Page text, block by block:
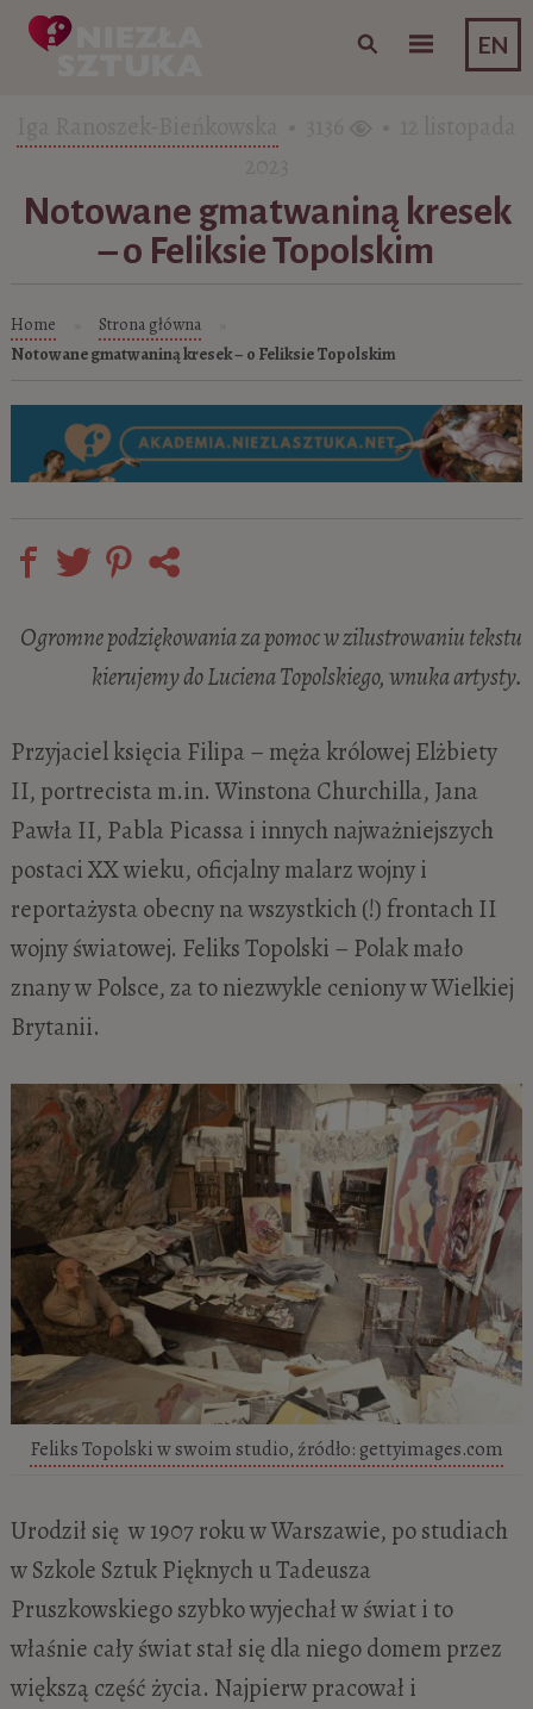
EN
Skip to content
Notowane gmatwaniną kresek
– o Feliksie Topolskim
Home Strona główna
Notowane gmatwaniną kresek – o Feliksie Topolskim
Ogromne podziękowania za pomoc w zilustrowaniu tekstu
kierujemy do Luciena Topolskiego, wnuka artysty.
Przyjaciel księcia Filipa – męża królowej Elżbiety
II, portrecista m.in. Winstona Churchilla, Jana
Pawła II, Pabla Picassa i innych najważniejszych
postaci XX wieku, oficjalny malarz wojny i
reportażysta obecny na wszystkich (!) frontach II
wojny światowej. Feliks Topolski – Polak mało
znany w Polsce, za to niezwykle ceniony w Wielkiej
Brytanii.
Feliks Topolski w swoim studio, źródło: gettyimages.com
Urodził się w 1907 roku w Warszawie, po studiach
w Szkole Sztuk Pięknych u Tadeusza
Pruszkowskiego szybko wyjechał w świat i to
właśnie cały świat stał się dla niego domem przez
większą część życia. Najpierw pracował i